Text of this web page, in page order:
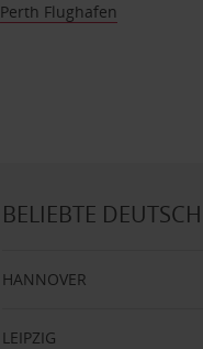
Perth Flughafen
BELIEBTE
HANNOVER
LEIPZIG